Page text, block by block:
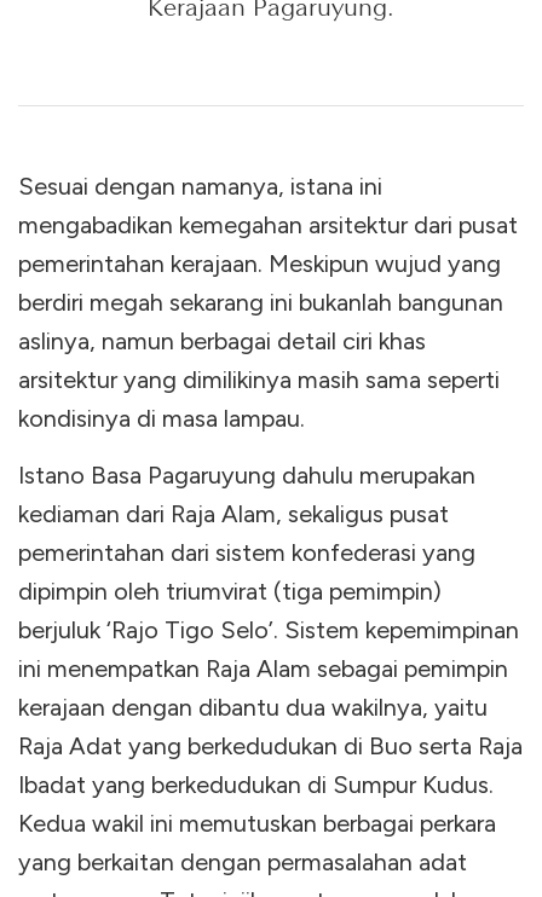
Kerajaan Pagaruyung.
Sesuai dengan namanya, istana ini
mengabadikan kemegahan arsitektur dari pusat
pemerintahan kerajaan. Meskipun wujud yang
berdiri megah sekarang ini bukanlah bangunan
aslinya, namun berbagai detail ciri khas
arsitektur yang dimilikinya masih sama seperti
kondisinya di masa lampau.
Istano Basa Pagaruyung dahulu merupakan
kediaman dari Raja Alam, sekaligus pusat
pemerintahan dari sistem konfederasi yang
dipimpin oleh triumvirat (tiga pemimpin)
berjuluk ‘Rajo Tigo Selo’. Sistem kepemimpinan
ini menempatkan Raja Alam sebagai pemimpin
kerajaan dengan dibantu dua wakilnya, yaitu
Raja Adat yang berkedudukan di Buo serta Raja
Ibadat yang berkedudukan di Sumpur Kudus.
Kedua wakil ini memutuskan berbagai perkara
yang berkaitan dengan permasalahan adat